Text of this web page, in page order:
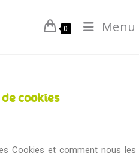
0 Menu
cookies
Cookies et comment nous les